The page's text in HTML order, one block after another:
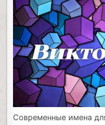
Современные имена